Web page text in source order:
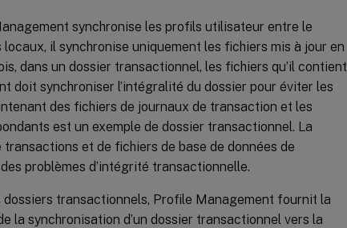
synchronise les profils utilisateur entre le
il synchronise uniquement les fichiers mis à jour en
dans un dossier transactionnel, les fichiers qu’il contient
doit synchroniser l’intégralité du dossier pour éviter les
des fichiers de journaux de transaction et les
est un exemple de dossier transactionnel. La
et de fichiers de base de données de
problèmes d’intégrité transactionnelle.
transactionnels, Profile Management fournit la
la synchronisation d’un dossier transactionnel vers la